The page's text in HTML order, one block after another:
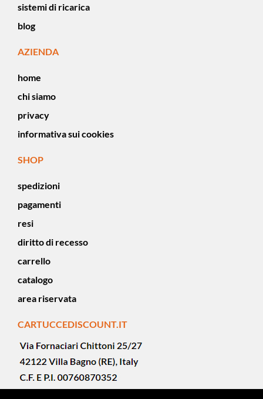
sistemi di ricarica
blog
AZIENDA
home
chi siamo
privacy
informativa sui cookies
SHOP
spedizioni
pagamenti
resi
diritto di recesso
carrello
catalogo
area riservata
CARTUCCEDISCOUNT.IT